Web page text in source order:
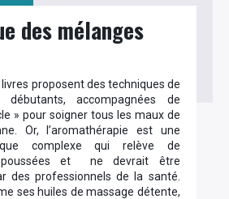
des mélanges
proposent des techniques de
débutants, accompagnées de
» pour soigner tous les maux de
Or, l’aromathérapie est une
complexe qui relève de
poussées et ne devrait être
des professionnels de la santé.
ses huiles de massage détente,